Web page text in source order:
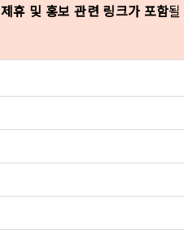
제휴 및 홍보 관련 링크가 포함